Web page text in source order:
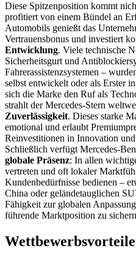
Diese Spitzenposition kommt
profitiert von einem Bündel an
Automobils genießt das
Vertrauensbonus und investiert
Entwicklung. Viele technische
Sicherheitsgurt und
Fahrerassistenzsystemen –
selbst entwickelt oder als Erster
sich die Marke den Ruf als
strahlt der Mercedes-Stern
Zuverlässigkeit. Dieses starke
emotional und erlaubt
Reinvestitionen in Innovation
Schließlich verfügt Mercedes-
globale Präsenz: In allen
vertreten und oft lokaler
Kundenbedürfnisse bedienen –
China oder geländetauglichen
Fähigkeit zur globalen
führende Marktposition zu
Wettbewerbsvorteile